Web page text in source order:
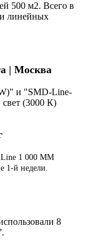
500 м2. Всего в
и линейных
| Москва
и "SMD-Line-
(3000 К)
Line 1 000 ММ
1-й недели.
8